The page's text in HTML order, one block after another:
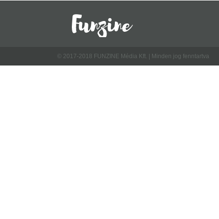
© 2017-2018 FUNZINE Média Kft. | Minden jog fenntartva